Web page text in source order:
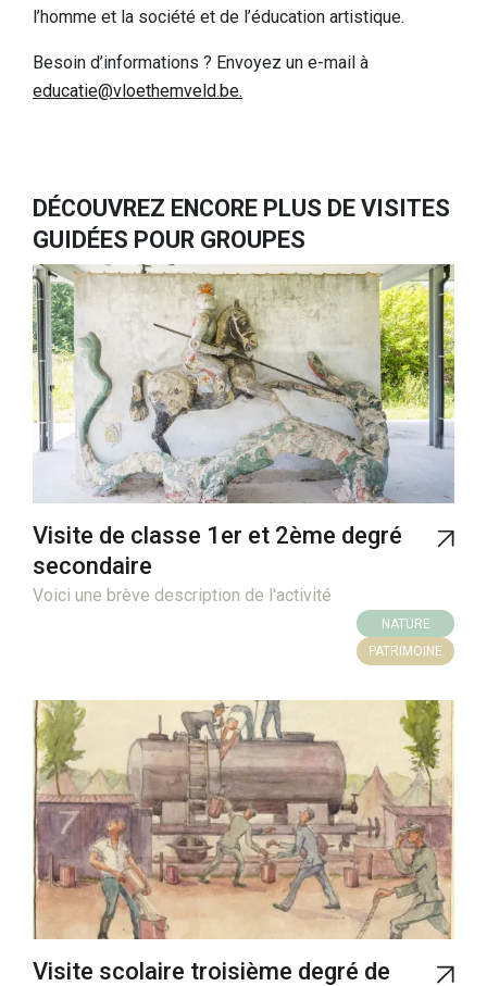
l’homme et la société et de l’éducation artistique.
Besoin d’informations ? Envoyez un e-mail à
educatie@vloethemveld.be.
DÉCOUVREZ ENCORE PLUS DE VISITES
GUIDÉES POUR GROUPES
Visite de classe 1er et 2ème degré
secondaire
Voici une brève description de l'activité
NATURE
PATRIMOINE
Visite scolaire troisième degré de